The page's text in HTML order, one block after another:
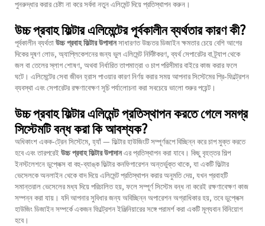
পুনরুদ্ধার করার চেষ্টা না করে সর্বদা নতুন এলিমেন্ট দিয়ে প্রতিস্থাপন করুন।
উচ্চ প্রবাহ ফিল্টার এলিমেন্টের পূর্বকালীন ব্যর্থতার কারণ কী?
পূর্বকালীন ব্যর্থতাউচ্চ প্রবাহ ফিল্টার উপাদানসাধারণত উচ্চতর ডিজাইন ক্ষমতার চেয়ে বেশি আগের
দিকের দূষণ লোড, অ্যাপ্লিকেশনের জন্য ভুল এলিমেন্ট নির্দিষ্টকরণ, ব্যর্থ সেপারেটর বা ট্র্যাপ থেকে
জল বা তেলের স্লাগ শোষণ, অথবা নির্ধারিত তাপমাত্রা ও চাপ পরিসীমার বাইরে কাজ করার ফলে
ঘটে। এলিমেন্টের সেবা জীবন হ্রাস পাওয়ার কারণ নির্ণয় করার সময় আপনার সিস্টেমের প্রি-ফিল্ট্রেশন
ব্যবস্থা এবং সেপারেটর রক্ষণাবেক্ষণ সূচি পর্যালোচনা করা সবচেয়ে ভালো শুরুর পয়েন্ট।
উচ্চ প্রবাহ ফিল্টার এলিমেন্ট প্রতিস্থাপন করতে গেলে সমগ্র
সিস্টেমটি বন্ধ করা কি আবশ্যক?
অধিকাংশ একক-ট্রেন সিস্টেমে, হ্যাঁ — ফিল্টার হাউজিংটি সম্পূর্ণরূপে বিচ্ছিন্ন করে চাপ মুক্ত করতে
হবে এবং তারপরেইউচ্চ প্রবাহ ফিল্টার উপাদানএর প্রতিস্থাপন করা যাবে। কিছু বৃহত্তর শিল্প
ইনস্টলেশনে ডুপ্লেক্স বা বহু-ব্যাঙ্ক ফিল্টার কনফিগারেশন অন্তর্ভুক্ত থাকে, যা একটি ফিল্টার
ভেসেলকে অনলাইন থেকে বাদ দিয়ে এলিমেন্ট প্রতিস্থাপন করার অনুমতি দেয়, যখন প্রবাহটি
সমান্তরাল ভেসেলের মধ্য দিয়ে পরিচালিত হয়, ফলে সম্পূর্ণ সিস্টেম বন্ধ না করেই রক্ষণাবেক্ষণ কাজ
সম্পন্ন করা যায়। যদি আপনার সুবিধার জন্য অবিচ্ছিন্ন অপারেশন অগ্রাধিকার হয়, তবে ডুপ্লেক্স
হাউজিং ডিজাইন সম্পর্কে একজন ফিল্ট্রেশন ইঞ্জিনিয়ারের সঙ্গে পরামর্শ করা একটি মূল্যবান বিনিয়োগ
হবে।